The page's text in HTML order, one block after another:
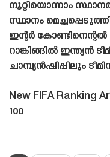
നൂറ്റിയൊന്നാം
സ്ഥാനം
ഇന്റർ കോണ്ടിനെന്റൽ
റാങ്കിങ്ങിൽ ഇന്ത്യൻ
ചാമ്പ്യൻഷിപ്പിലും
New FIFA Ranking
100